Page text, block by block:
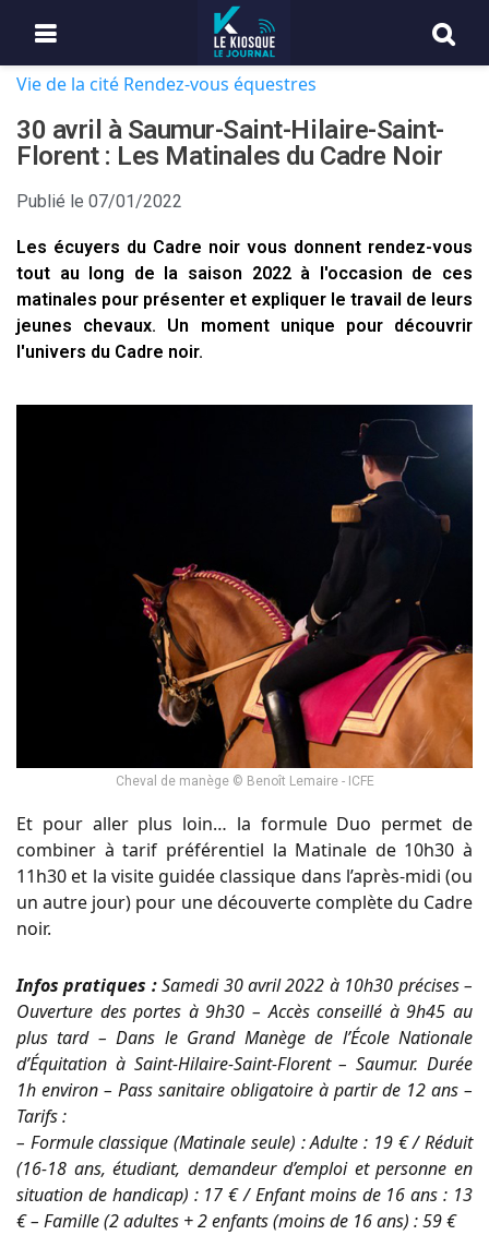
Vie de la cité Rendez-vous équestres
30 avril à Saumur-Saint-Hilaire-Saint-
Florent : Les Matinales du Cadre Noir
Publié le 07/01/2022
Les écuyers du Cadre noir vous donnent rendez-vous
tout au long de la saison 2022 à l'occasion de ces
matinales pour présenter et expliquer le travail de leurs
jeunes chevaux. Un moment unique pour découvrir
l'univers du Cadre noir.
Cheval de manège © Benoît Lemaire - ICFE
Et pour aller plus loin… la formule Duo permet de
combiner à tarif préférentiel la Matinale de 10h30 à
11h30 et la visite guidée classique dans l’après-midi (ou
un autre jour) pour une découverte complète du Cadre
noir.
Infos pratiques :Samedi 30 avril 2022 à 10h30 précises –
Ouverture des portes à 9h30 – Accès conseillé à 9h45 au
plus tard – Dans le Grand Manège de l’École Nationale
d’Équitation à Saint-Hilaire-Saint-Florent – Saumur. Durée
1h environ – Pass sanitaire obligatoire à partir de 12 ans –
Tarifs :
– Formule classique (Matinale seule) : Adulte : 19 € / Réduit
(16-18 ans, étudiant, demandeur d’emploi et personne en
situation de handicap) : 17 € / Enfant moins de 16 ans : 13
€ – Famille (2 adultes + 2 enfants (moins de 16 ans) : 59 €